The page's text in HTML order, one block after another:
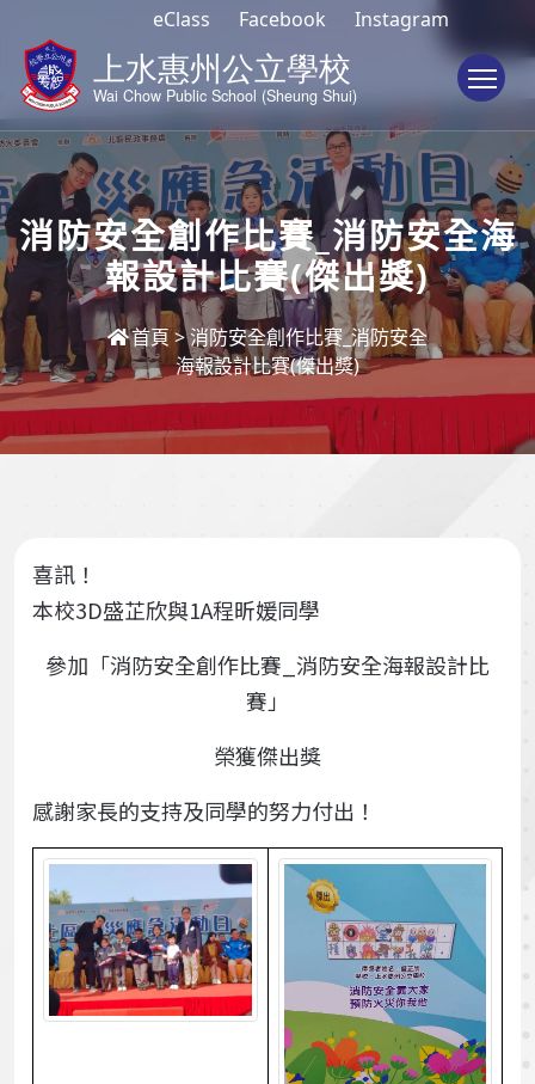
eClass Facebook Instagram
消防安全創作比賽_消防安全海
報設計比賽(傑出獎)
首頁 >消防安全創作比賽_消防安全
海報設計比賽(傑出獎)
喜訊！
本校3D盛芷欣與1A程昕媛同學
參加「消防安全創作比賽_消防安全海報設計比
賽」
榮獲傑出獎
感謝家長的支持及同學的努力付出！